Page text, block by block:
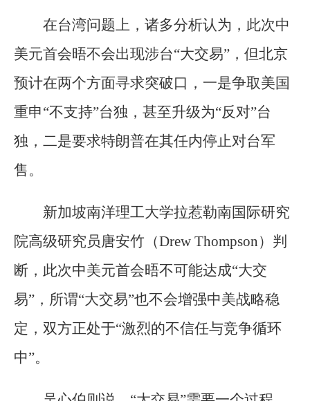
在台湾问题上，诸多分析认为，此次中
美元首会晤不会出现涉台“大交易”，但北京
预计在两个方面寻求突破口，一是争取美国
重申“不支持”台独，甚至升级为“反对”台
独，二是要求特朗普在其任内停止对台军
售。
新加坡南洋理工大学拉惹勒南国际研究
院高级研究员唐安竹（Drew Thompson）判
断，此次中美元首会晤不可能达成“大交
易”，所谓“大交易”也不会增强中美战略稳
定，双方正处于“激烈的不信任与竞争循环
中”。